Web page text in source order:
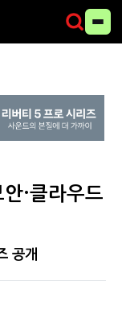
·클라우드
공개